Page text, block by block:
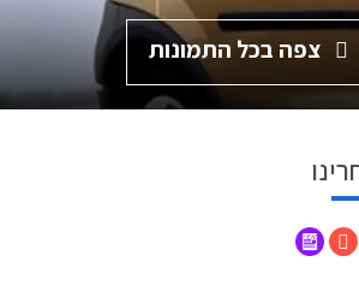
צפה בכל התמונות